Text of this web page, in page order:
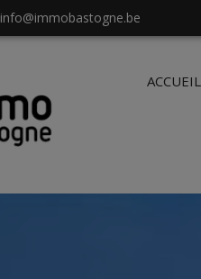
info@immobastogne.be
ACCUEIL